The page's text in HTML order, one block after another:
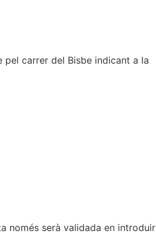
carrer del Bisbe indicant a la
només serà validada en